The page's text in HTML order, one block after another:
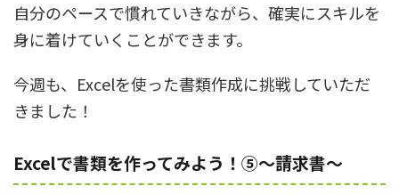
自分のペースで慣れていきながら、確実にスキルを
身に着けていくことができます。
今週も、Excelを使った書類作成に挑戦していただ
きました！
Excelで書類を作ってみよう！⑤～請求書～